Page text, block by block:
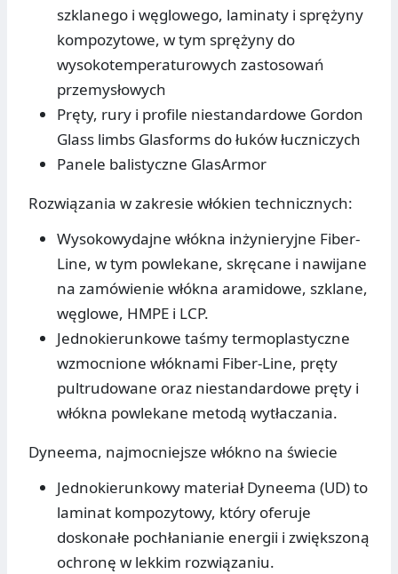
szklanego i węglowego, laminaty i sprężyny
kompozytowe, w tym sprężyny do
wysokotemperaturowych zastosowań
przemysłowych
Pręty, rury i profile niestandardowe Gordon
Glass limbs Glasforms do łuków łuczniczych
Panele balistyczne GlasArmor
Rozwiązania w zakresie włókien technicznych:
Wysokowydajne włókna inżynieryjne Fiber-
Line, w tym powlekane, skręcane i nawijane
na zamówienie włókna aramidowe, szklane,
węglowe, HMPE i LCP.
Jednokierunkowe taśmy termoplastyczne
wzmocnione włóknami Fiber-Line, pręty
pultrudowane oraz niestandardowe pręty i
włókna powlekane metodą wytłaczania.
Dyneema, najmocniejsze włókno na świecie
Jednokierunkowy materiał Dyneema (UD) to
laminat kompozytowy, który oferuje
doskonałe pochłanianie energii i zwiększoną
ochronę w lekkim rozwiązaniu.